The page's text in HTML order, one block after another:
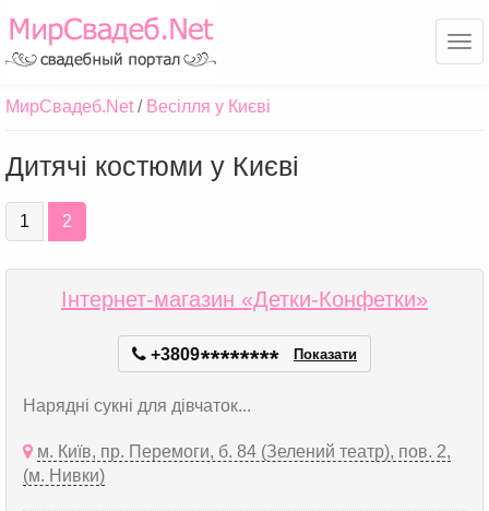
МирСвадеб.Net Весілля у Києві
Дитячі костюми у Києві
1 2
Інтернет-магазин «Детки-Конфетки»
+3809******** Показати
Нарядні сукні для дівчаток...
м. Київ, пр. Перемоги, б. 84 (Зелений театр), пов. 2,
(м. Нивки)